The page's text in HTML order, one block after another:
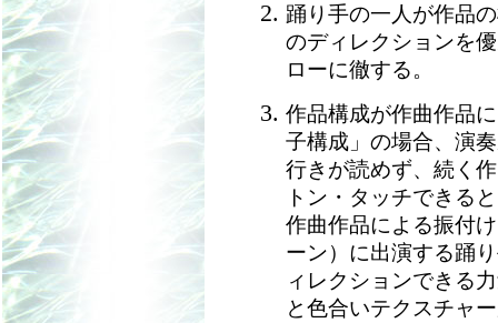
踊り手の一人が作品
のディレクションを
ローに徹する。
作品構成が作曲作品
子構成」の場合、演
行きが読めず、続く
トン・タッチできる
作曲作品による振付
ーン）に出演する踊
ィレクションできる
と色合いテクスチャ